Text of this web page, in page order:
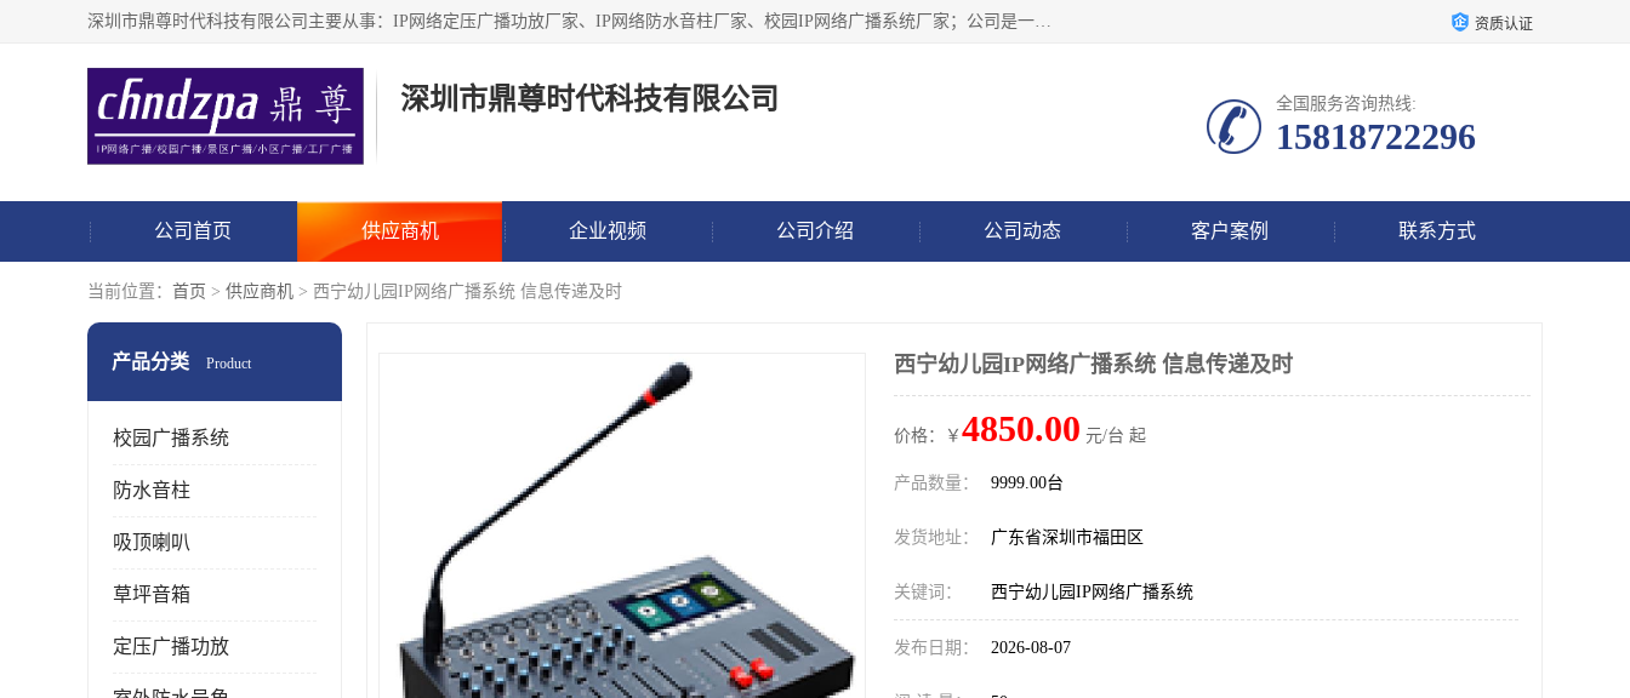
深圳市鼎尊时代科技有限公司主要从事：IP网络定压广播功放厂家、IP网络防水音柱厂家、校园IP网络广播系统厂家；公司是一家集研发、生产、销售公共广播器材于一体的现代电子科技企业。公司成立多年来，本着“自主研发技术、开拓稳定的产品”的宗旨，集多年的行业经验，引航广播行业的迅猛发展，使产品能够适应时代技术发展的需要。 资质认证
深圳市鼎尊时代科技有限公司 全国服务咨询热线:
15818722296
公司首页 供应商机 企业视频 公司介绍 公司动态 客户案例 联系方式
当前位置： 首页 > 供应商机 > 西宁幼儿园IP网络广播系统 信息传递及时
产品分类 Product
校园广播系统
防水音柱
吸顶喇叭
草坪音箱
定压广播功放
西宁幼儿园IP网络广播系统 信息传递及时
价格：￥ 4850.00 元/台 起
产品数量： 9999.00台
发货地址： 广东省深圳市福田区
关键词： 西宁幼儿园IP网络广播系统
发布日期： 2026-08-07